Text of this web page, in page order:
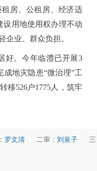
房、公租房、经济适
设用地使用权办理不动
企业、群众负担。
好。今年临澧已开展3
地灾隐患“微治理”工
移526户1775人，筑牢
罗文清 二审： 刘泉子 三